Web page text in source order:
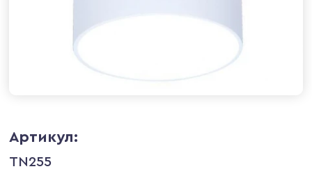
Артикул:
TN255